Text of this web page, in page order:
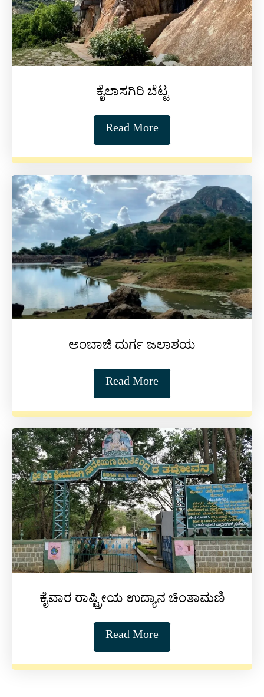
ಕೈಲಾಸಗಿರಿ ಬೆಟ್ಟ
Read More
ಅಂಬಾಜಿ ದುರ್ಗ ಜಲಾಶಯ
Read More
ಕೈವಾರ ರಾಷ್ಟ್ರೀಯ ಉದ್ಯಾನ ಚಿಂತಾಮಣಿ
Read More